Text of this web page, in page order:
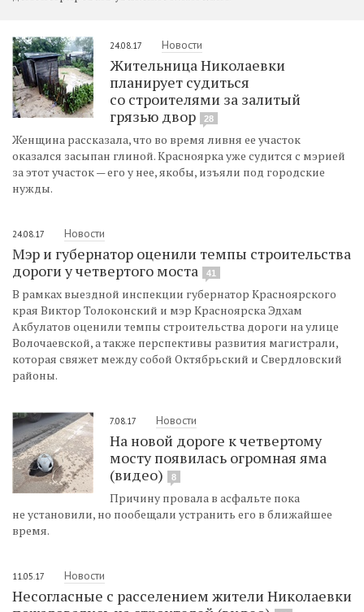
24.08.17 Новости
Жительница Николаевки
планирует судиться
со строителями за залитый
грязью двор
28
Женщина рассказала, что во время ливня ее участок
оказался засыпан глиной. Красноярка уже судится с мэрией
за этот участок — его у нее, якобы, изъяли под городские
нужды.
24.08.17 Новости
Мэр и губернатор оценили темпы строительства
дороги у четвертого моста
41
В рамках выездной инспекции губернатор Красноярского
края Виктор Толоконский и мэр Красноярска Эдхам
Акбулатов оценили темпы строительства дороги на улице
Волочаевской, а также перспективы развития магистрали,
которая свяжет между собой Октябрьский и Свердловский
районы.
7.08.17 Новости
На новой дороге к четвертому
мосту появилась огромная яма
(видео)
8
Причину провала в асфальте пока
не установили, но пообещали устранить его в ближайшее
время.
11.05.17 Новости
Несогласные с расселением жители Николаевки